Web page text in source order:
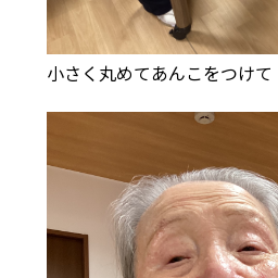
小さく丸めてあんこをつけて